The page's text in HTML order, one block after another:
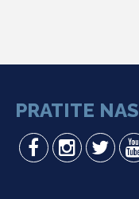
PRATITE NAS